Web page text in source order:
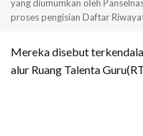
yang diumumkan oleh
proses pengisian Daftar
Mereka disebut
alur Ruang Talenta